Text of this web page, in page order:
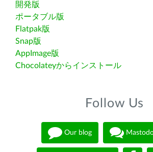
開発版
ポータブル版
Flatpak版
Snap版
AppImage版
Chocolateyからインストール
Follow Us
Our blog